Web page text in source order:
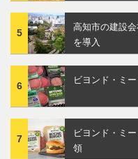
5
高知市の建設
を導入
6
ビヨンド・ミ
7
ビヨンド・ミ
領